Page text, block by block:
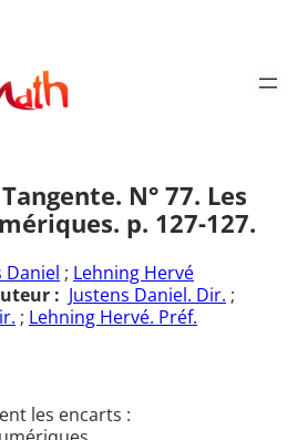
N° 77. Les
p. 127-127.
Daniel ; Lehning Hervé
: Justens Daniel. Dir. ;
; Lehning Hervé. Préf.
les encarts :